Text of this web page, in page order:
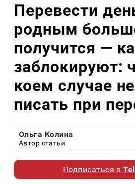
Перевести
родным
получится —
заблокируют:
коем случае
писать при
Ольга Колина
Автор статьи
Подписаться в